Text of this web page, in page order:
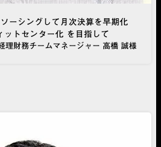
ーシングして月次決算を早期化
トセンター化 を目指して
理財務チームマネージャー 高橋 誠様